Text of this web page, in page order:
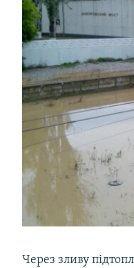
Через зливу